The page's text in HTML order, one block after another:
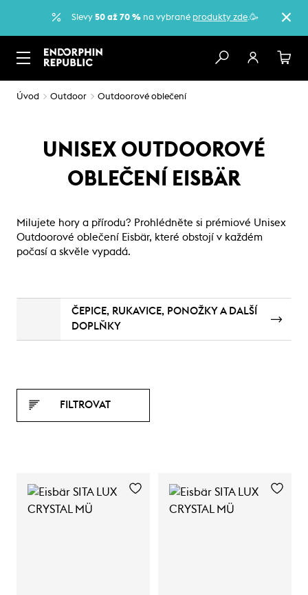
Slevy 50 až 70 % na vybrané produkty zde.🥳
Úvod Outdoor Outdoorové oblečení
UNISEX OUTDOOROVÉ
OBLEČENÍ EISBÄR
Milujete hory a přírodu? Prohlédněte si prémiové Unisex
Outdoorové oblečení Eisbär, které obstojí v každém
počasí a skvěle vypadá.
ČEPICE, RUKAVICE, PONOŽKY A DALŠÍ
DOPLŇKY
FILTROVAT